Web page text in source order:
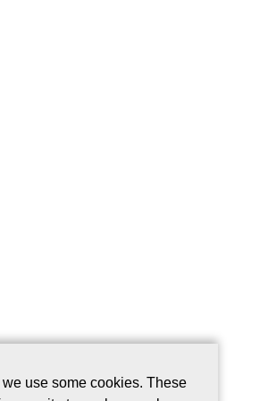
use some cookies. These